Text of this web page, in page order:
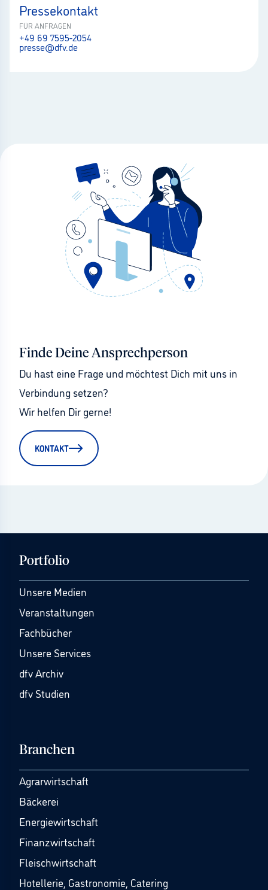
Pressekontakt
FÜR ANFRAGEN
+49 69 7595-2054
presse@dfv.de
Finde Deine Ansprechperson
Du hast eine Frage und möchtest Dich mit uns in
Verbindung setzen?
Wir helfen Dir gerne!
KONTAKT
Portfolio
Unsere Medien
Veranstaltungen
Fachbücher
Unsere Services
dfv Archiv
dfv Studien
Branchen
Agrarwirtschaft
Bäckerei
Energiewirtschaft
Finanzwirtschaft
Fleischwirtschaft
Hotellerie, Gastronomie, Catering